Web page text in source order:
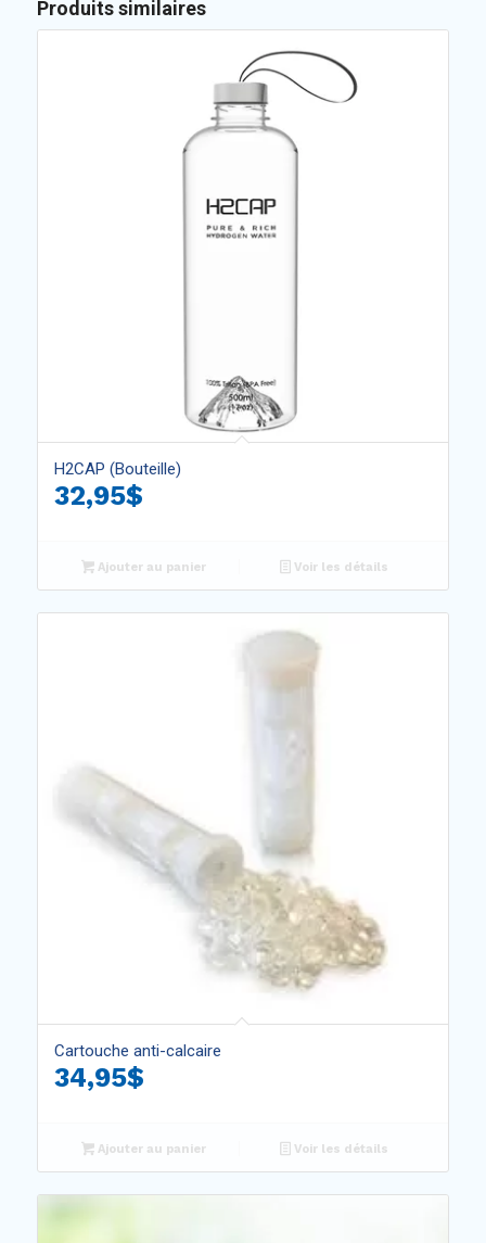
Produits similaires
H2CAP (Bouteille)
32,95$
Ajouter au panier Voir les détails
Cartouche anti-calcaire
34,95$
Ajouter au panier Voir les détails